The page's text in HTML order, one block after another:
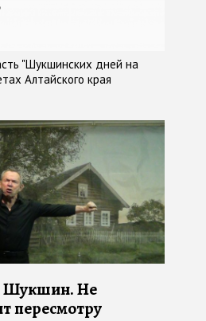
"Шукшинских дней на
Алтайского края
Шукшин. Не
пересмотру